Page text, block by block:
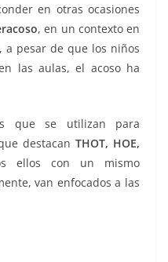
en otras ocasiones
, en un contexto en
pesar de que los niños
las aulas, el acoso ha
que se utilizan para
destacan THOT, HOE,
ellos con un mismo
van enfocados a las